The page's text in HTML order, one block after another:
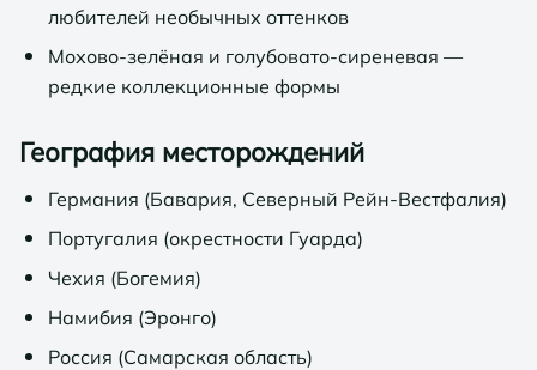
любителей необычных оттенков
Мохово-зелёная и голубовато-сиреневая —
редкие коллекционные формы
География месторождений
Германия (Бавария, Северный Рейн-Вестфалия)
Португалия (окрестности Гуарда)
Чехия (Богемия)
Намибия (Эронго)
Россия (Самарская область)